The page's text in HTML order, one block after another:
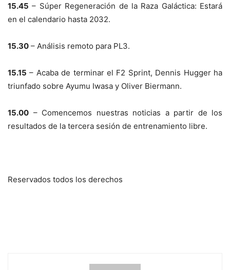
15.45 – Súper Regeneración de la Raza Galáctica: Estará
en el calendario hasta 2032.
15.30 – Análisis remoto para PL3.
15.15 – Acaba de terminar el F2 Sprint, Dennis Hugger ha
triunfado sobre Ayumu Iwasa y Oliver Biermann.
15.00 – Comencemos nuestras noticias a partir de los
resultados de la tercera sesión de entrenamiento libre.
Reservados todos los derechos